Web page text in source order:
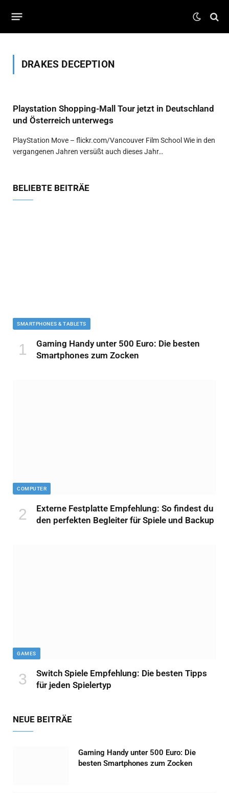
DRAKES DECEPTION
Playstation Shopping-Mall Tour jetzt in Deutschland
und Österreich unterwegs
PlayStation Move – flickr.com/Vancouver Film School Wie in den
vergangenen Jahren versüßt auch dieses Jahr…
BELIEBTE BEITRÄE
SMARTPHONES & TABLETS
Gaming Handy unter 500 Euro: Die besten
Smartphones zum Zocken
COMPUTER
Externe Festplatte Empfehlung: So findest du
den perfekten Begleiter für Spiele und Backup
GAMES
Switch Spiele Empfehlung: Die besten Tipps
für jeden Spielertyp
NEUE BEITRÄE
Gaming Handy unter 500 Euro: Die
besten Smartphones zum Zocken